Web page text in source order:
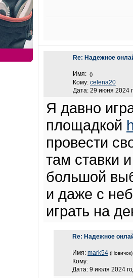
Re: Надежное
Имя: ()
Кому: celena20
Дата: 29 июня 2024
Я давно
площадкой
провести
там ставки
большой
и даже с
играть на
Re: Надежное
Имя: mark54 (Новичок)
Кому:
Дата: 9 июля 2024